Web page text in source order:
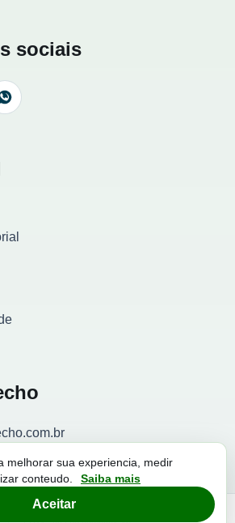
sociais
WhatsApp
os direitos reservados.
melhorar sua experiencia, medir
conteudo.
Saiba mais
Aceitar